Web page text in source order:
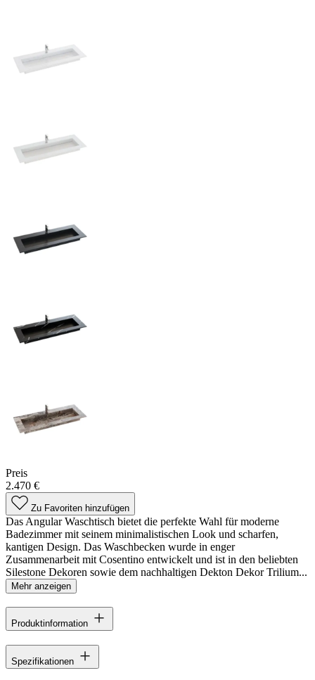
Preis
2.470 €
Zu Favoriten hinzufügen
Das Angular Waschtisch bietet die perfekte Wahl für moderne
Badezimmer mit seinem minimalistischen Look und scharfen,
kantigen Design. Das Waschbecken wurde in enger
Zusammenarbeit mit Cosentino entwickelt und ist in den beliebten
Silestone Dekoren sowie dem nachhaltigen Dekton Dekor Trilium...
Mehr anzeigen
Produktinformation
Spezifikationen